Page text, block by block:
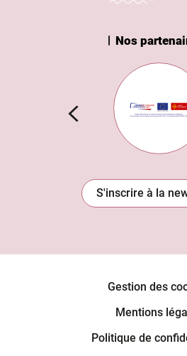
Nos
S'inscrire à la
Gestion des
Mentions
Politique de